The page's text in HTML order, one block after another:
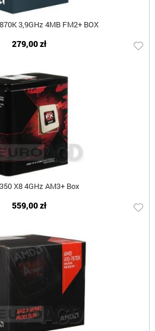
3,9GHz 4MB FM2+ BOX
279,00 zł
X8 4GHz AM3+ Box
559,00 zł